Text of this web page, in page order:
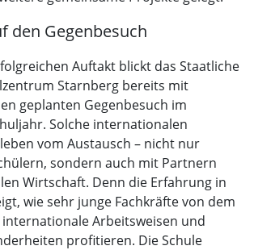
den Gegenbesuch
Auftakt blickt das Staatliche
Starnberg bereits mit
geplanten Gegenbesuch im
Solche internationalen
vom Austausch – nicht nur
sondern auch mit Partnern
Wirtschaft. Denn die Erfahrung in
wie sehr junge Fachkräfte von dem
Arbeitsweisen und
profitieren. Die Schule